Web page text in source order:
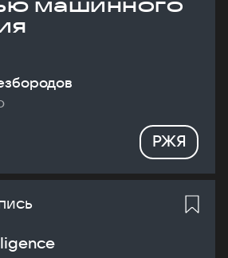
машинного
РЖЯ